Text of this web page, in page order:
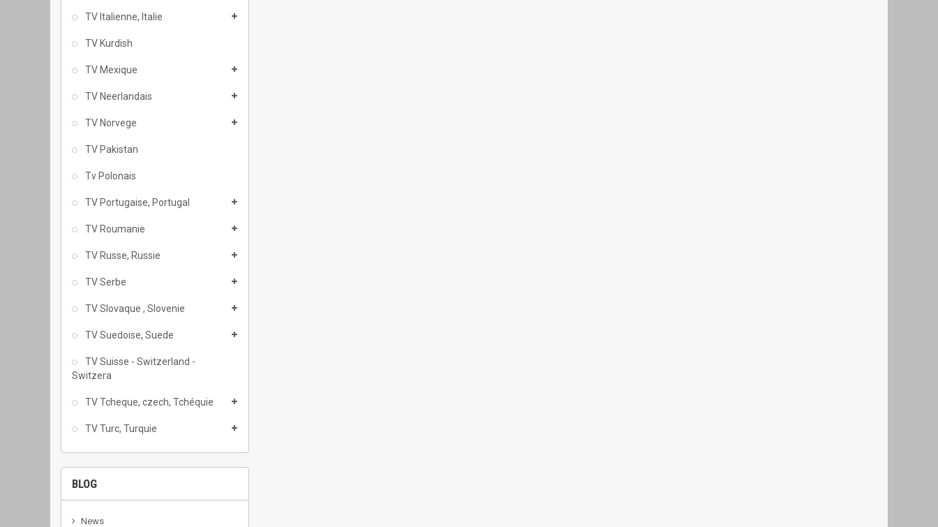
TV Italienne, Italie
TV Kurdish
TV Mexique
TV Neerlandais
TV Norvege
TV Pakistan
Tv Polonais
TV Portugaise, Portugal
TV Roumanie
TV Russe, Russie
TV Serbe
TV Slovaque , Slovenie
TV Suedoise, Suede
TV Suisse - Switzerland -
Switzera
TV Tcheque, czech, Tchéquie
TV Turc, Turquie
BLOG
News